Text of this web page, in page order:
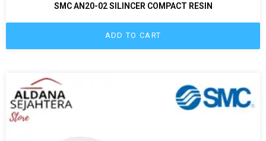
SMC AN20-02 SILINCER COMPACT RESIN
ADD TO CART